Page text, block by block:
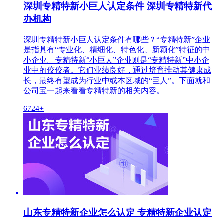
深圳专精特新小巨人认定条件 深圳专精特新代
办机构
深圳专精特新小巨人认定条件有哪些？“专精特新”企业
是指具有“专业化、精细化、特色化、新颖化”特征的中
小企业。专精特新“小巨人”企业则是“专精特新”中小企
业中的佼佼者。它们业绩良好，通过培育推动其健康成
长，最终有望成为行业中或本区域的“巨人”。下面就和
公司宝一起来看看专精特新的相关内容。
6724+
山东专精特新企业怎么认定 专精特新企业认定